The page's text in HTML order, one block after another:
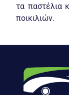
τα παστέλια
ποικιλιών.